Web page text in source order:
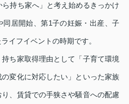
持ち家へ」と考え始めるきっかけ
同居開始、第1子の妊娠・出産、子
イフイベントの時期です。
ち家取得理由として「子育て環境
変化に対応したい」といった家族
、賃貸での手狭さや騒音への配慮